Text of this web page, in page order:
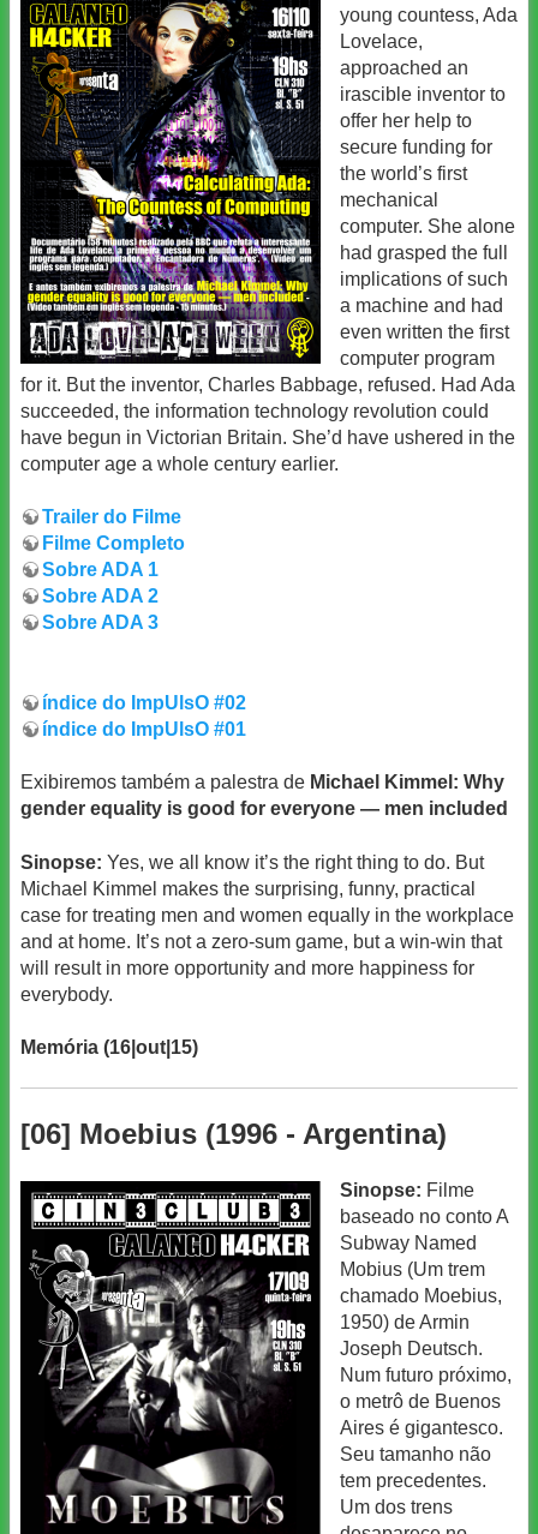
young countess, Ada
Lovelace,
approached an
irascible inventor to
offer her help to
secure funding for
the world’s first
mechanical
computer. She alone
had grasped the full
implications of such
a machine and had
even written the first
computer program
for it. But the inventor, Charles Babbage, refused. Had Ada
succeeded, the information technology revolution could
have begun in Victorian Britain. She’d have ushered in the
computer age a whole century earlier.
Trailer do Filme
Filme Completo
Sobre ADA 1
Sobre ADA 2
Sobre ADA 3
índice do ImpUlsO #02
índice do ImpUlsO #01
Exibiremos também a palestra de Michael Kimmel: Why
gender equality is good for everyone — men included
Sinopse: Yes, we all know it’s the right thing to do. But
Michael Kimmel makes the surprising, funny, practical
case for treating men and women equally in the workplace
and at home. It’s not a zero-sum game, but a win-win that
will result in more opportunity and more happiness for
everybody.
Memória (16|out|15)
[06] Moebius (1996 - Argentina)
Sinopse: Filme
baseado no conto A
Subway Named
Mobius (Um trem
chamado Moebius,
1950) de Armin
Joseph Deutsch.
Num futuro próximo,
o metrô de Buenos
Aires é gigantesco.
Seu tamanho não
tem precedentes.
Um dos trens